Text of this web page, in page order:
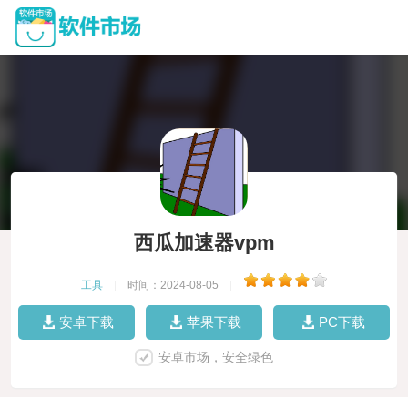
西瓜加速器vpm
工具 时间：2024-08-05
安卓下载 苹果下载 PC下载
安卓市场，安全绿色